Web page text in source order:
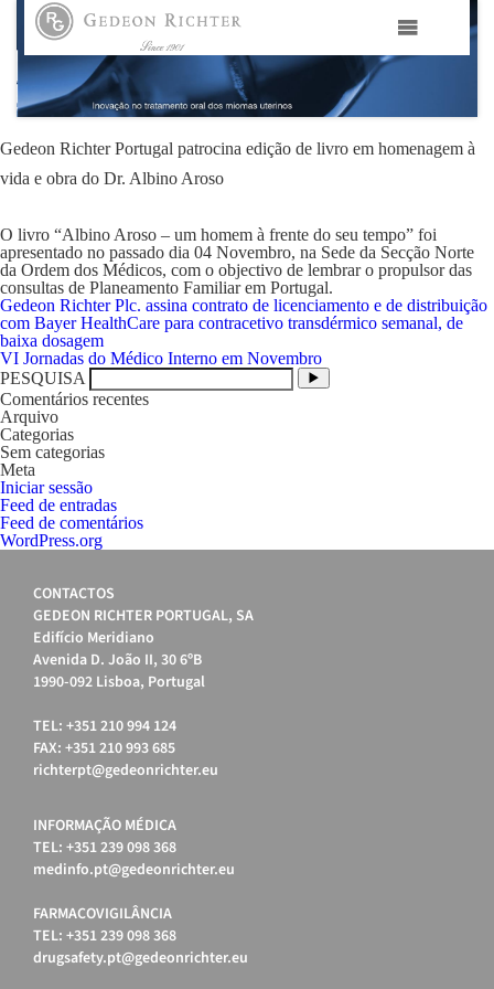
HOME
GEDEON RICHTER PORTUGAL
ÁREAS TERAPÊUTICAS
MEDIA
CONTACTOS
FAMA
Gedeon Richter Portugal patrocina edição de livro em homenagem à
vida e obra do Dr. Albino Aroso
O livro “Albino Aroso – um homem à frente do seu tempo” foi
apresentado no passado dia 04 Novembro, na Sede da Secção Norte
da Ordem dos Médicos, com o objectivo de lembrar o propulsor das
consultas de Planeamento Familiar em Portugal.
Navegação
de
artigos
Gedeon Richter Plc. assina contrato de licenciamento e de distribuição
com Bayer HealthCare para contracetivo transdérmico semanal, de
baixa dosagem
VI Jornadas do Médico Interno em Novembro
PESQUISA
Comentários recentes
Arquivo
Categorias
Sem categorias
Meta
Iniciar sessão
Feed de entradas
Feed de comentários
WordPress.org
CONTACTOS
GEDEON RICHTER PORTUGAL, SA
Edifício Meridiano
Avenida D. João II, 30 6ºB
1990-092 Lisboa, Portugal
TEL: +351 210 994 124
FAX: +351 210 993 685
richterpt@gedeonrichter.eu
INFORMAÇÃO MÉDICA
TEL: +351 239 098 368
medinfo.pt@gedeonrichter.eu
FARMACOVIGILÂNCIA
TEL: +351 239 098 368
drugsafety.pt@gedeonrichter.eu